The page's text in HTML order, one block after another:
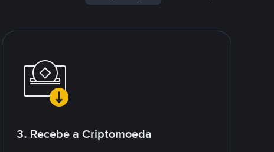
3. Recebe a Criptomoeda